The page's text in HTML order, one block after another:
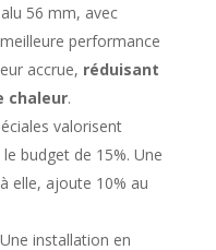
56 mm, avec
performance
accrue, réduisant
chaleur.
valorisent
budget de 15%. Une
elle, ajoute 10% au
installation en